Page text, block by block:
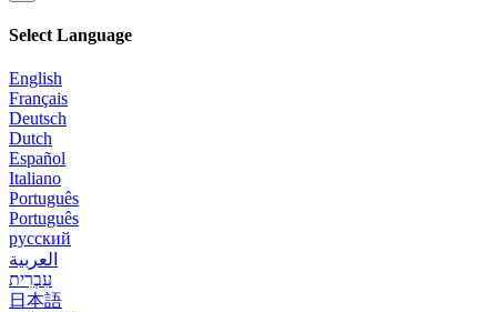
Select Language
English
Français
Deutsch
Dutch
Español
Italiano
Português
Português
русский
العربية
עִבְרִית
日本語